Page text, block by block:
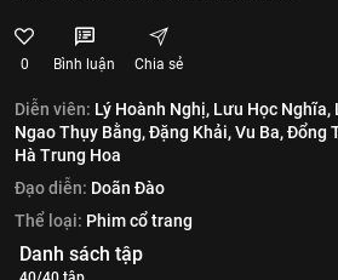
0 Bình luận Chia sẻ
Diễn viên: Lý Hoành Nghị, Lưu Học Nghĩa,
Ngao Thụy Bằng,Đặng Khải,Vu Ba,Đổng
Hà Trung Hoa
Đạo diễn: Doãn Đào
Thể loại: Phim cổ trang
Danh sách tập